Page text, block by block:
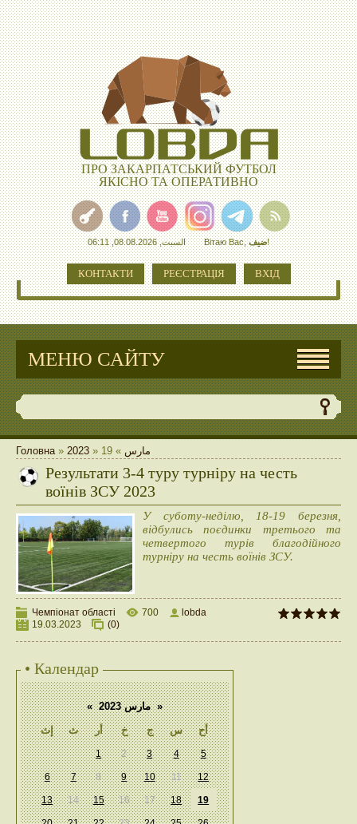
ПРО ЗАКАРПАТСЬКИЙ ФУТБОЛ
ЯКІСНО ТА ОПЕРАТИВНО
السبت, 08.08.2026, 06:11 Вітаю Вас,ضيف!
КОНТАКТИ РЕЄСТРАЦІЯ ВХІД
МЕНЮ САЙТУ
Головна» 2023 » مارس »
19
Результати 3-4 туру турніру на честь
воїнів ЗСУ 2023
У суботу-неділю, 18-19 березня,
відбулись поєдинки третього та
четвертого турів благодійного
турніру на честь воїнів ЗСУ.
Чемпіонат області 700
lobda
19.03.2023
(0)
• Календар
« مارس 2023 »
إث
ث أر خ ج س أح
1 2 3 4 5
6 7 8 9 10 11 12
13 14 15 16 17 18 19